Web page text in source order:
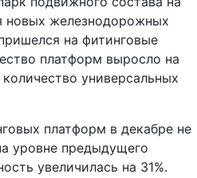
новых железнодорожных
на фитинговые
платформ выросло на
универсальных
платформ в декабре не
уровне предыдущего
увеличилась на 31%.